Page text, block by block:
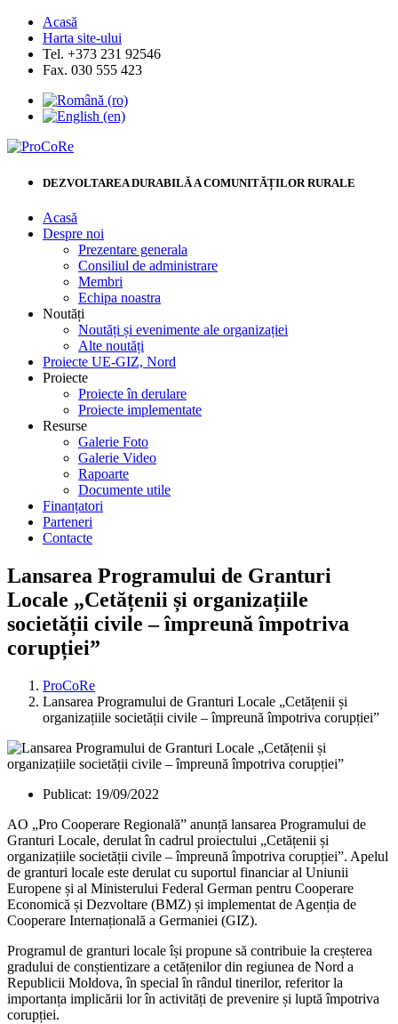
Acasă
Harta site-ului
Tel. +373 231 92546
Fax. 030 555 423
DEZVOLTAREA DURABILĂ A COMUNITĂȚILOR RURALE
Acasă
Despre noi
Prezentare generala
Consiliul de administrare
Membri
Echipa noastra
Noutăți
Noutăți și evenimente ale organizației
Alte noutăți
Proiecte UE-GIZ, Nord
Proiecte
Proiecte în derulare
Proiecte implementate
Resurse
Galerie Foto
Galerie Video
Rapoarte
Documente utile
Finanțatori
Parteneri
Contacte
Lansarea Programului de Granturi
Locale „Cetățenii și organizațiile
societății civile – împreună împotriva
corupției”
ProCoRe
Lansarea Programului de Granturi Locale „Cetățenii și
organizațiile societății civile – împreună împotriva corupției”
Publicat: 19/09/2022
AO „Pro Cooperare Regională” anunță lansarea Programului de
Granturi Locale, derulat în cadrul proiectului „Cetățenii și
organizațiile societății civile – împreună împotriva corupției”. Apelul
de granturi locale este derulat cu suportul financiar al Uniunii
Europene și al Ministerului Federal German pentru Cooperare
Economică și Dezvoltare (BMZ) și implementat de Agenția de
Cooperare Internațională a Germaniei (GIZ).
Programul de granturi locale își propune să contribuie la creșterea
gradului de conștientizare a cetățenilor din regiunea de Nord a
Republicii Moldova, în special în rândul tinerilor, referitor la
importanța implicării lor în activități de prevenire și luptă împotriva
corupției.